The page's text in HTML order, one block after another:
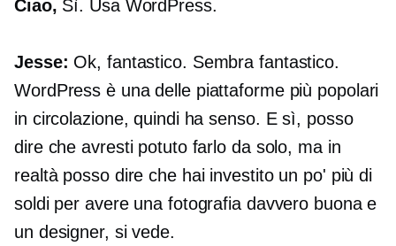
Ciao, Sì. Usa WordPress.
Jesse: Ok, fantastico. Sembra fantastico.
WordPress è una delle piattaforme più popolari
in circolazione, quindi ha senso. E sì, posso
dire che avresti potuto farlo da solo, ma in
realtà posso dire che hai investito un po' più di
soldi per avere una fotografia davvero buona e
un designer, si vede.